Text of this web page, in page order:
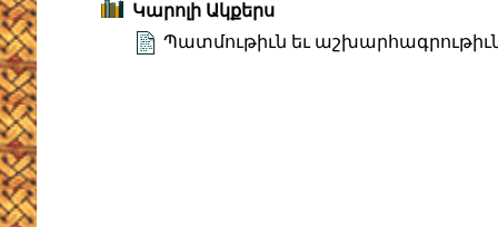
Կարոլի Ակքերս
Պատմութիւն եւ